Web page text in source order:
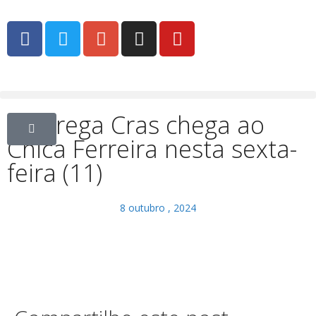
Emprega Cras chega ao
Chica Ferreira nesta sexta-
feira (11)
8 outubro , 2024